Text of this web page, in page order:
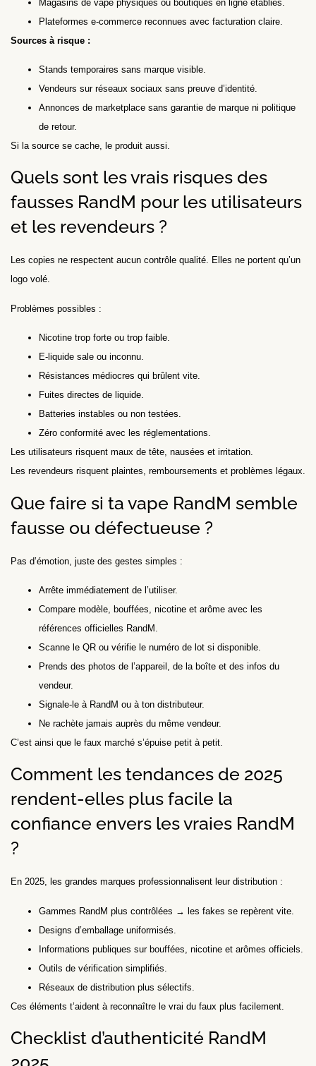
Magasins de vape physiques ou boutiques en ligne établies.
Plateformes e-commerce reconnues avec facturation claire.
Sources à risque :
Stands temporaires sans marque visible.
Vendeurs sur réseaux sociaux sans preuve d’identité.
Annonces de marketplace sans garantie de marque ni politique
de retour.
Si la source se cache, le produit aussi.
Quels sont les vrais risques des
fausses RandM pour les utilisateurs
et les revendeurs ?
Les copies ne respectent aucun contrôle qualité. Elles ne portent qu’un
logo volé.
Problèmes possibles :
Nicotine trop forte ou trop faible.
E-liquide sale ou inconnu.
Résistances médiocres qui brûlent vite.
Fuites directes de liquide.
Batteries instables ou non testées.
Zéro conformité avec les réglementations.
Les utilisateurs risquent maux de tête, nausées et irritation.
Les revendeurs risquent plaintes, remboursements et problèmes légaux.
Que faire si ta vape RandM semble
fausse ou défectueuse ?
Pas d’émotion, juste des gestes simples :
Arrête immédiatement de l’utiliser.
Compare modèle, bouffées, nicotine et arôme avec les
références officielles RandM.
Scanne le QR ou vérifie le numéro de lot si disponible.
Prends des photos de l’appareil, de la boîte et des infos du
vendeur.
Signale-le à RandM ou à ton distributeur.
Ne rachète jamais auprès du même vendeur.
C’est ainsi que le faux marché s’épuise petit à petit.
Comment les tendances de 2025
rendent-elles plus facile la
confiance envers les vraies RandM
?
En 2025, les grandes marques professionnalisent leur distribution :
Gammes RandM plus contrôlées → les fakes se repèrent vite.
Designs d’emballage uniformisés.
Informations publiques sur bouffées, nicotine et arômes officiels.
Outils de vérification simplifiés.
Réseaux de distribution plus sélectifs.
Ces éléments t’aident à reconnaître le vrai du faux plus facilement.
Checklist d’authenticité RandM